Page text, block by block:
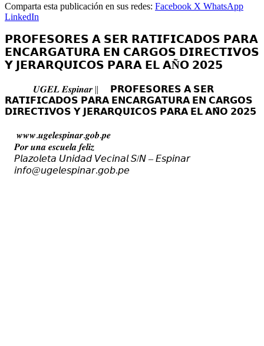
Comparta esta publicación en sus redes: Facebook X WhatsApp
LinkedIn
𝗣𝗥𝗢𝗙𝗘𝗦𝗢𝗥𝗘𝗦 𝗔 𝗦𝗘𝗥 𝗥𝗔𝗧𝗜𝗙𝗜𝗖𝗔𝗗𝗢𝗦 𝗣𝗔𝗥𝗔
𝗘𝗡𝗖𝗔𝗥𝗚𝗔𝗧𝗨𝗥𝗔 𝗘𝗡 𝗖𝗔𝗥𝗚𝗢𝗦 𝗗𝗜𝗥𝗘𝗖𝗧𝗜𝗩𝗢𝗦
𝗬 𝗝𝗘𝗥𝗔𝗥𝗤𝗨𝗜𝗖𝗢𝗦 𝗣𝗔𝗥𝗔 𝗘𝗟 𝗔Ñ𝗢 𝟮𝟬𝟮𝟱
𝑼𝑮𝑬𝑳 𝑬𝒔𝒑𝒊𝒏𝒂𝒓 ||
𝗣𝗥𝗢𝗙𝗘𝗦𝗢𝗥𝗘𝗦 𝗔 𝗦𝗘𝗥
𝗥𝗔𝗧𝗜𝗙𝗜𝗖𝗔𝗗𝗢𝗦 𝗣𝗔𝗥𝗔 𝗘𝗡𝗖𝗔𝗥𝗚𝗔𝗧𝗨𝗥𝗔 𝗘𝗡 𝗖𝗔𝗥𝗚𝗢𝗦
𝗗𝗜𝗥𝗘𝗖𝗧𝗜𝗩𝗢𝗦 𝗬 𝗝𝗘𝗥𝗔𝗥𝗤𝗨𝗜𝗖𝗢𝗦 𝗣𝗔𝗥𝗔 𝗘𝗟 𝗔𝗡̃𝗢 𝟮𝟬𝟮𝟱
𝒘𝒘𝒘.𝒖𝒈𝒆𝒍𝒆𝒔𝒑𝒊𝒏𝒂𝒓.𝒈𝒐𝒃.𝒑𝒆
𝑷𝒐𝒓 𝒖𝒏𝒂 𝒆𝒔𝒄𝒖𝒆𝒍𝒂 𝒇𝒆𝒍𝒊𝒛
𝘗𝘭𝘢𝘻𝘰𝘭𝘦𝘵𝘢 𝘜𝘯𝘪𝘥𝘢𝘥 𝘝𝘦𝘤𝘪𝘯𝘢𝘭 𝘚/𝘕 – 𝘌𝘴𝘱𝘪𝘯𝘢𝘳
𝘪𝘯𝘧𝘰@𝘶𝘨𝘦𝘭𝘦𝘴𝘱𝘪𝘯𝘢𝘳.𝘨𝘰𝘣.𝘱𝘦